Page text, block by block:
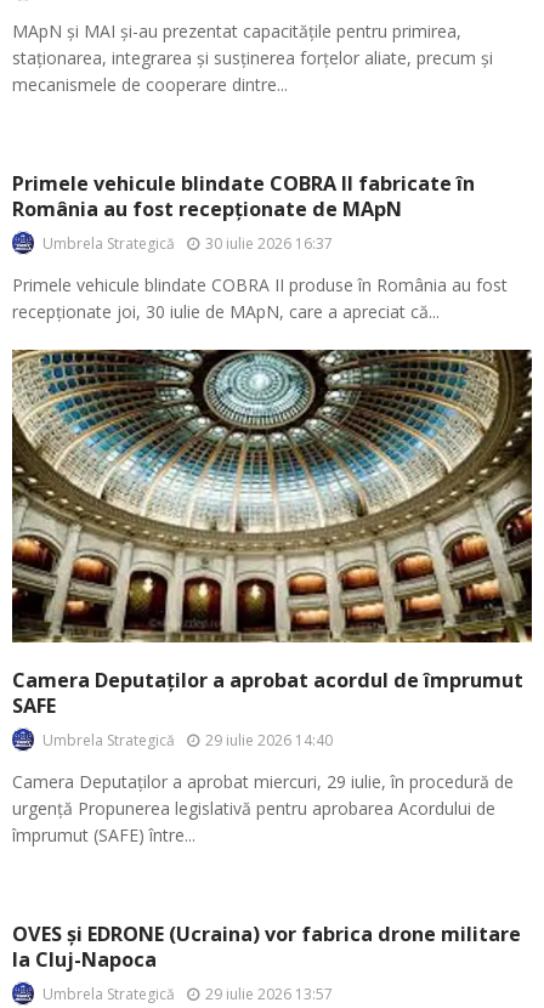
MApN și MAI și-au prezentat capacitățile pentru primirea,
staționarea, integrarea și susținerea forțelor aliate, precum și
mecanismele de cooperare dintre...
Primele vehicule blindate COBRA II fabricate în
România au fost recepționate de MApN
Umbrela Strategică 30 iulie 2026 16:37
Primele vehicule blindate COBRA II produse în România au fost
recepționate joi, 30 iulie de MApN, care a apreciat că...
Camera Deputaților a aprobat acordul de împrumut
SAFE
Umbrela Strategică 29 iulie 2026 14:40
Camera Deputaților a aprobat miercuri, 29 iulie, în procedură de
urgență Propunerea legislativă pentru aprobarea Acordului de
împrumut (SAFE) între...
OVES și EDRONE (Ucraina) vor fabrica drone militare
la Cluj-Napoca
Umbrela Strategică 29 iulie 2026 13:57